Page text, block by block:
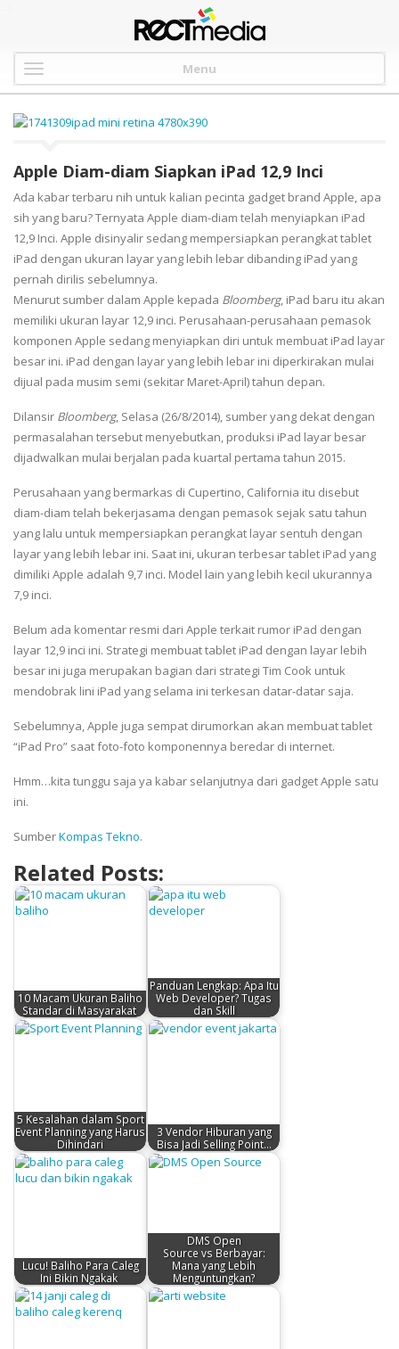
Menu
Apple Diam-diam Siapkan iPad 12,9 Inci
Ada kabar terbaru nih untuk kalian pecinta gadget brand Apple, apa
sih yang baru? Ternyata Apple diam-diam telah menyiapkan iPad
12,9 Inci. Apple disinyalir sedang mempersiapkan perangkat tablet
iPad dengan ukuran layar yang lebih lebar dibanding iPad yang
pernah dirilis sebelumnya.
Menurut sumber dalam Apple kepada Bloomberg, iPad baru itu akan
memiliki ukuran layar 12,9 inci. Perusahaan-perusahaan pemasok
komponen Apple sedang menyiapkan diri untuk membuat iPad layar
besar ini. iPad dengan layar yang lebih lebar ini diperkirakan mulai
dijual pada musim semi (sekitar Maret-April) tahun depan.
Dilansir Bloomberg, Selasa (26/8/2014), sumber yang dekat dengan
permasalahan tersebut menyebutkan, produksi iPad layar besar
dijadwalkan mulai berjalan pada kuartal pertama tahun 2015.
Perusahaan yang bermarkas di Cupertino, California itu disebut
diam-diam telah bekerjasama dengan pemasok sejak satu tahun
yang lalu untuk mempersiapkan perangkat layar sentuh dengan
layar yang lebih lebar ini. Saat ini, ukuran terbesar tablet iPad yang
dimiliki Apple adalah 9,7 inci. Model lain yang lebih kecil ukurannya
7,9 inci.
Belum ada komentar resmi dari Apple terkait rumor iPad dengan
layar 12,9 inci ini. Strategi membuat tablet iPad dengan layar lebih
besar ini juga merupakan bagian dari strategi Tim Cook untuk
mendobrak lini iPad yang selama ini terkesan datar-datar saja.
Sebelumnya, Apple juga sempat dirumorkan akan membuat tablet
“iPad Pro” saat foto-foto komponennya beredar di internet.
Hmm…kita tunggu saja ya kabar selanjutnya dari gadget Apple satu
ini.
SumberKompas Tekno.
Related Posts:
10 Macam Ukuran Baliho
Standar di Masyarakat
Panduan Lengkap: Apa Itu
Web Developer? Tugas
dan Skill
5 Kesalahan dalam Sport
Event Planning yang Harus
Dihindari
3 Vendor Hiburan yang
Bisa Jadi Selling Point…
Lucu! Baliho Para Caleg
Ini Bikin Ngakak
DMS Open
Source vs Berbayar:
Mana yang Lebih
Menguntungkan?